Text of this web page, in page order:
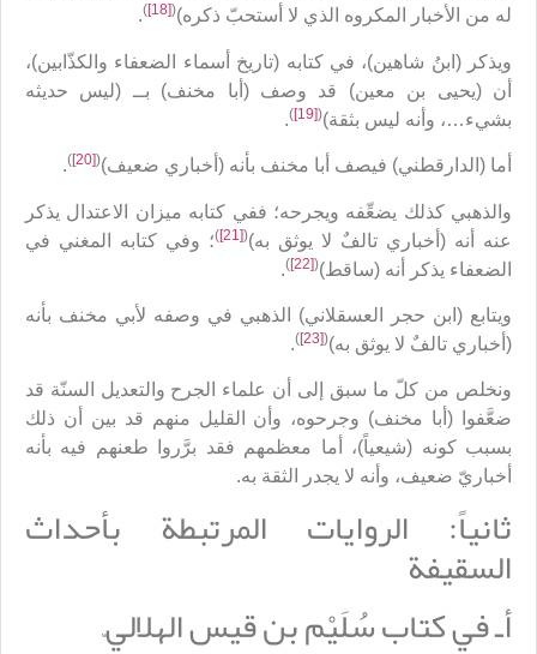
له من الأخبار المكروه الذي لا أستحبّ ذكره)(
[18]
)
.
ويذكر (ابنُ شاهين)، في كتابه (تاريخ أسماء الضعفاء والكذّابين)،
أن (يحيى بن معين) قد وصف (أبا مخنف) بــ (ليس حديثه
بشيء…، وأنه ليس بثقة)(
[19]
)
.
أما (الدارقطني) فيصف أبا مخنف بأنه (أخباري ضعيف)(
[20]
)
.
والذهبي كذلك يضعِّفه ويجرحه؛ ففي كتابه ميزان الاعتدال يذكر
عنه أنه (أخباري تالفٌ لا يوثق به)(
[21]
)؛ وفي كتابه المغني في
الضعفاء يذكر أنه (ساقط)(
[22]
)
.
ويتابع (ابن حجر العسقلاني) الذهبي في وصفه لأبي مخنف بأنه
(أخباري تالفٌ لا يوثق به)(
[23]
)
.
ونخلص من كلّ ما سبق إلى أن علماء الجرح والتعديل السنّة قد
ضعَّفوا (أبا مخنف) وجرحوه، وأن القليل منهم قد بين أن ذلك
بسبب كونه (شيعياً)، أما معظمهم فقد برَّروا طعنهم فيه بأنه
أخباريّ ضعيف، وأنه لا يجدر الثقة به.
ثانياً: الروايات المرتبطة بأحداث
السقيفة
أـ في كتاب سُلَيْم بن قيس الهلاليّ